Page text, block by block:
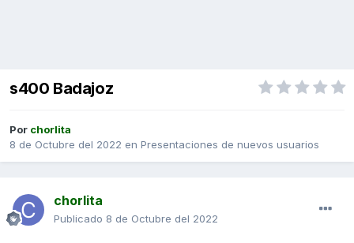
s400 Badajoz
Por chorlita
8 de Octubre del 2022 en Presentaciones de nuevos usuarios
chorlita
Publicado 8 de Octubre del 2022